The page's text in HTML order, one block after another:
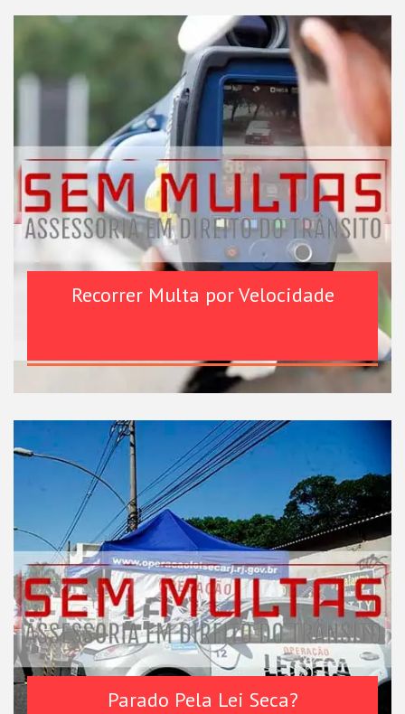
Recorrer Multa por Velocidade
Parado Pela Lei Seca?